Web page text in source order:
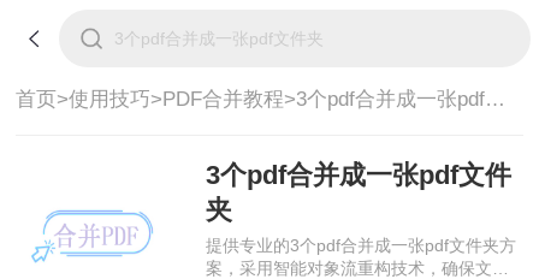
首页>使用技巧>PDF合并教程> 3个pdf合并成一张pdf文件夹
3个pdf合并成一张pdf文件
夹
提供专业的3个pdf合并成一张pdf文件夹方
案，采用智能对象流重构技术，确保文档